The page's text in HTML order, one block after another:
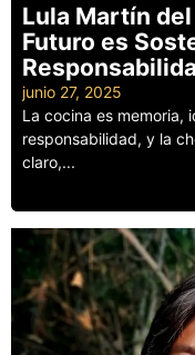
Lula Martín
Futuro es
junio 27, 2025
La cocina es memoria,
responsabilidad, y la
claro,...